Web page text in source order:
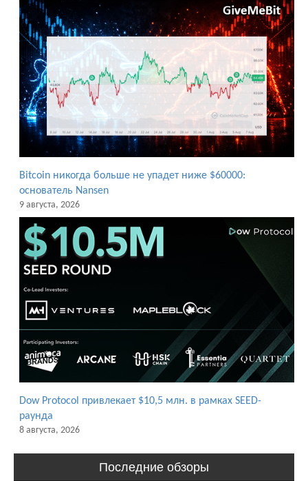
Bitcoin никогда больше не упадет ниже $60000:
основатель Nansen
9 августа, 2026
Dow Protocol привлекает $10,5 млн. в рамках SEED-
раунда
8 августа, 2026
Последние обзоры